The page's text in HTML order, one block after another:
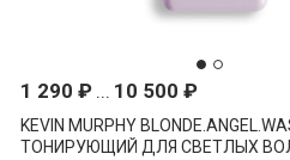
1 290 ₽ ... 10 500 ₽
KEVIN MURPHY
ТОНИРУЮЩИЙ ДЛЯ СВЕТЛЫХ